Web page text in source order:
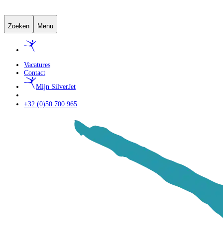
Zoeken Menu
Vacatures
Contact
Mijn SilverJet
+32 (0)50 700 965